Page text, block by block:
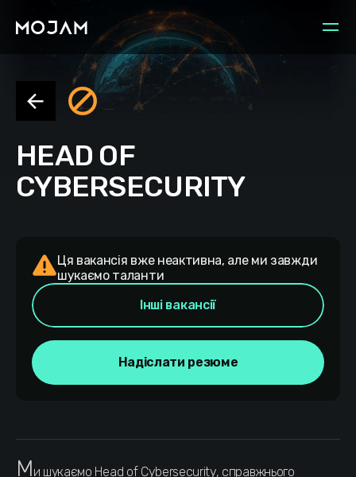
HEAD OF
CYBERSECURITY
Ця вакансія вже неактивна, але ми завжди
шукаємо таланти
Інші вакансії
Надіслати резюме
Ми шукаємо Head of Cybersecurity, справжнього